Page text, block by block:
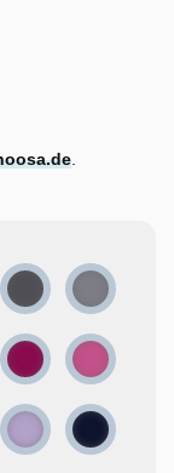
Lead Pewter
ice cream
Ruby Rose
Lilac Denim